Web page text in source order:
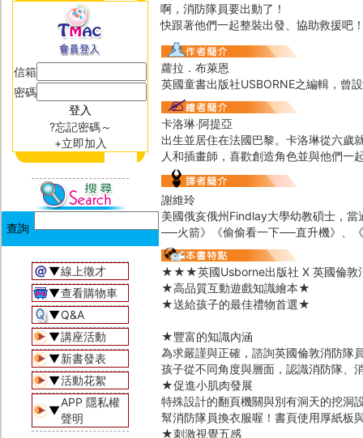
信箱
密碼
?忘記密碼～
+立即加入
▼線上徵才
▼查看購物車
▼Q&A
▼講座活動
▼新書發表
▼活動花絮
▼
APP 隱私權
聲明
啊，消防隊員要出動了！
快跟著他們一起整裝出發、協助救援吧
蘿拉．布萊恩
英國童書出版社USBORNE之編輯，曾
卡洛琳‧阿提亞
出生並居住在法國巴黎。卡洛琳從六歲
人和插畫師，喜歡創造角色並與他們一
謝維玲
美國俄亥俄州Findlay大學幼教碩士，
──火箭》《偷偷看一下──直升機》、
★★★英國Usborne出版社 X 英國倫
★高品質互動遊戲知識繪本★
★送給孩子的最佳禮物首選★
★豐富的知識內涵
為求嚴謹與正確，諮詢英國倫敦消防隊
孩子從不同角度與層面，認識消防隊、
★促進小肌肉發展
特殊設計的翻頁機關與別有洞天的挖洞
幫消防隊員換衣服喔！書頁使用厚紙板
★刺激視覺五感